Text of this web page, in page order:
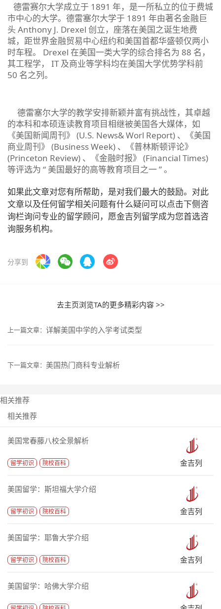
德雷赛尔大学成立于 1891 年，是一所私立的位于费城
市中心的大学。德雷塞尔大学于 1891 年由著名金融巨
头 Anthony J. Drexel 创立，座落在美国之诞生地费
城，距世界金融贸易中心纽约和美国首都华盛顿仅两小
时车程。 Drexel 在美国一类大学的综合排名为 88 名，
其工程学， IT 及商业等学科均在美国大学优势学科前
50 名之列。
德雷塞尔大学的教学安排新颖并富有挑战性，其卓越
的本科和本硕连读教育项目相继被美国各大媒体，如
《美国新闻周刊》 (U.S. News& Worl Report) 、《美国
商业周刊》 (Business Week) 、《普林斯顿评论》
(Princeton Review) 、《金融时报》 (Financial Times)
等评选为 “ 美国最好的高等教育项目之一 ” 。
如果此文章对您有所帮助，是对我们最大的鼓励。对此
文章以及任何留学相关问题有什么疑问可以点击下侧咨
询栏询问专业的留学顾问，愿金吉列留学成为您首选咨
询服务机构。
分享到
去主页浏览TA的更多精彩内容 >>
上一篇文章： 详解美国中学的入学考试类型
下一篇文章： 美国热门商科专业解析
相关推荐
相关推荐
美国常春藤八校全景解析
留学初识 院校百科 金吉列
美国留学：斯坦福大学介绍
留学初识 院校百科 金吉列
美国留学：耶鲁大学介绍
留学初识 院校百科 金吉列
美国留学：哈佛大学介绍